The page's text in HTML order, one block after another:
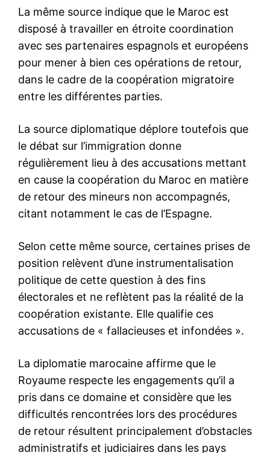
américaines ont baissé pour
en juillet, aidés par la vigueur
du dollar et la baisse des
coûts du carburant. Les
perspectives d’inflation à un
an se sont améliorées en
août. Les pressions sur les
prix pourraient bien être
13 August 2022
In "Conjoncture"